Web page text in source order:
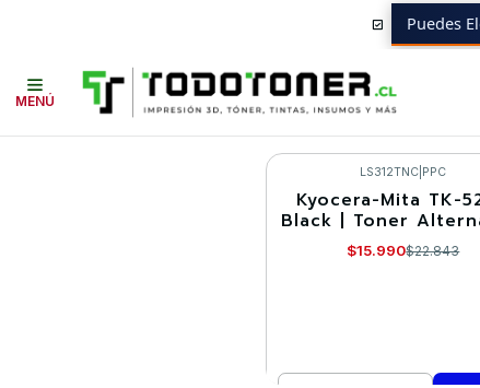
MENÚ
Puedes
-30%
LS312TNC PPC
Kyocera-Mita TK-
Black | Toner
$15.990$22.843